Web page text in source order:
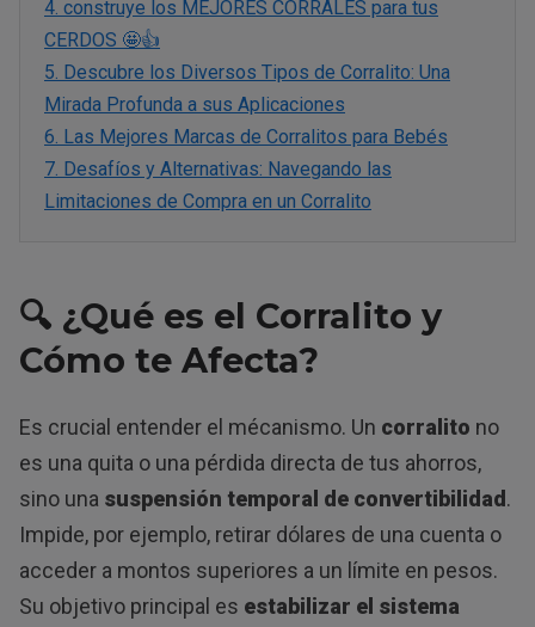
4. construye los MEJORES CORRALES para tus
CERDOS 🤩👍
5. Descubre los Diversos Tipos de Corralito: Una
Mirada Profunda a sus Aplicaciones
6. Las Mejores Marcas de Corralitos para Bebés
7. Desafíos y Alternativas: Navegando las
Limitaciones de Compra en un Corralito
🔍 ¿Qué es el Corralito y
Cómo te Afecta?
Es crucial entender el mécanismo. Un corralito no
es una quita o una pérdida directa de tus ahorros,
sino una suspensión temporal de convertibilidad.
Impide, por ejemplo, retirar dólares de una cuenta o
acceder a montos superiores a un límite en pesos.
Su objetivo principal es estabilizar el sistema